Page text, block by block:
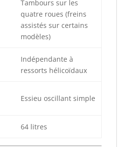
Tambours sur les
quatre roues (freins
assistés sur certains
modèles)
Indépendante à
ressorts hélicoïdaux
Essieu oscillant simple
64 litres